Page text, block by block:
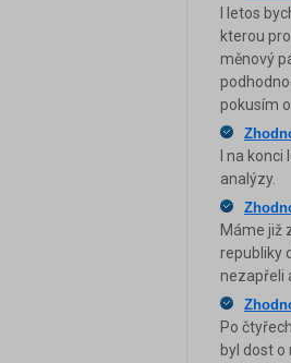
I letos
kterou
měnový
pokusím
I na konci
analýzy.
Máme již
republiky
nezapřeli
Po
byl dost o